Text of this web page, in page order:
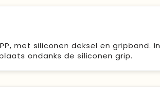
met siliconen deksel en gripband.
ondanks de siliconen grip.